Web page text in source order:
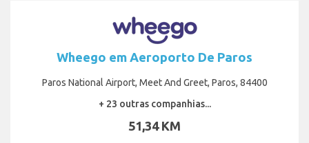
Wheego em Aeroporto De Paros
Paros National Airport, Meet And Greet, Paros, 84400
+ 23 outras companhias...
51,34 KM